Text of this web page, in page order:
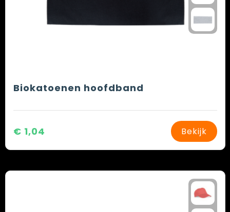
Biokatoenen hoofdband
€ 1,04 Bekijk